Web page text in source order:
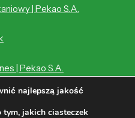
| Pekao S.A.
| Pekao S.A.
| Pekao S.A.
najlepszą jakość
tym, jakich ciasteczek